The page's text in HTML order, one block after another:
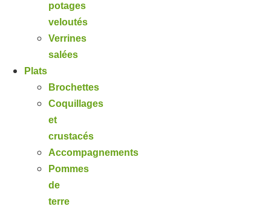
potages
veloutés
Verrines
salées
Plats
Brochettes
Coquillages
et
crustacés
Accompagnements
Pommes
de
terre